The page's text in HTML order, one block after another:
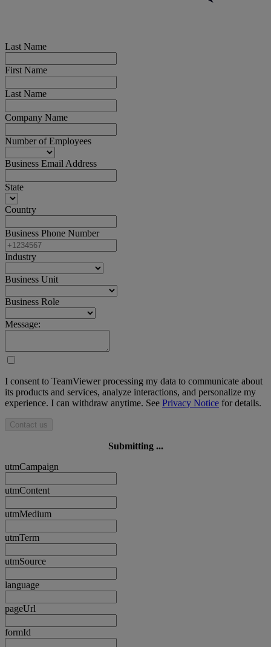
Last Name
First Name
Last Name
Company Name
Number of Employees
Business Email Address
State
Country
Business Phone Number
Industry
Business Unit
Business Role
Message:
I consent to TeamViewer processing my data to communicate about
its products and services, analyze interactions, and personalize my
experience. I can withdraw anytime. See Privacy Notice for details.
Contact us
Submitting ...
utmCampaign
utmContent
utmMedium
utmTerm
utmSource
language
pageUrl
formId